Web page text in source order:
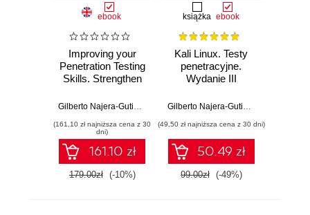
ebook
Improving your
Penetration Testing
Skills. Strengthen
against web
Linux and
Metasploit
Juned Ahmed Ansari,Daniel Teixeira
(161,10 zł najniższa cena z 30
dni)
161.10 zł
179.00zł (-10%)
książka ebook
Kali Linux. Testy
penetracyjne.
Wydanie III
(49,50 zł najniższa cena z 30 dni)
50.49 zł
99.00zł (-49%)